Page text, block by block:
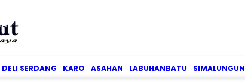
DELI SERDANG KARO ASAHAN LABUHANBATU SIMALUNGUN